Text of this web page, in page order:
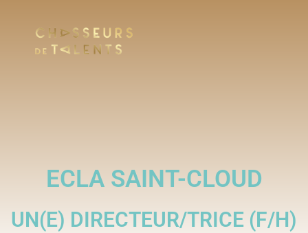
ECLA SAINT-CLOUD
UN(E) DIRECTEUR/TRICE (F/H)